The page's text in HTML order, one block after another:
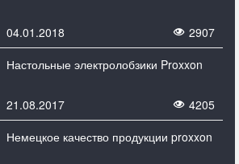
04.01.2018
2907
Настольные электролобзики Proxxon
21.08.2017
4205
Немецкое качество продукции proxxon